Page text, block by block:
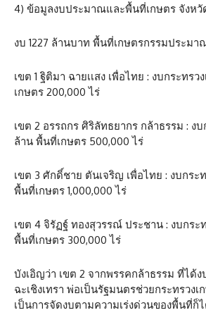
4) ข้อมูลงบประมาณและพื้นที่เกษตร จังหวั
งบ 1227 ล้านบาท พื้นที่เกษตรกรรมประมา
เขต 1 ฐิติมา ฉายเเสง เพื่อไทย : งบกระทร
เกษตร 200,000 ไร่
เขต 2 อรรถกร ศิริลัทธยากร กล้าธรรม : ง
ล้าน พื้นที่เกษตร 500,000 ไร่
เขต 3 ศักดิ์ชาย ตันเจริญ เพื่อไทย : งบกระ
พื้นที่เกษตร 1,000,000 ไร่
เขต 4 จิรัฏฐ์ ทองสุวรรณ์ ประชาน : งบกระ
พื้นที่เกษตร 300,000 ไร่
บังเอิญว่า เขต 2 จากพรรคกล้าธรรม ที่ได้
ฉะเชิงเทรา พ่อเป็นรัฐมนตรช่วยกระทรวง
เป็นการจัดงบตามความเร่งด่วนของพื้นที่ก็